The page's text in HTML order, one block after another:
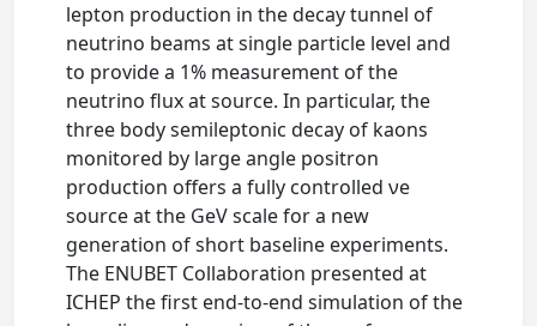
lepton production in the decay tunnel of
neutrino beams at single particle level and
to provide a 1% measurement of the
neutrino flux at source. In particular, the
three body semileptonic decay of kaons
monitored by large angle positron
production offers a fully controlled νe
source at the GeV scale for a new
generation of short baseline experiments.
The ENUBET Collaboration presented at
ICHEP the first end-to-end simulation of the